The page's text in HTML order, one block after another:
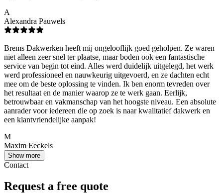
A
Alexandra Pauwels
Brems Dakwerken heeft mij ongelooflijk goed geholpen. Ze waren
niet alleen zeer snel ter plaatse, maar boden ook een fantastische
service van begin tot eind. Alles werd duidelijk uitgelegd, het werk
werd professioneel en nauwkeurig uitgevoerd, en ze dachten echt
mee om de beste oplossing te vinden. Ik ben enorm tevreden over
het resultaat en de manier waarop ze te werk gaan. Eerlijk,
betrouwbaar en vakmanschap van het hoogste niveau. Een absolute
aanrader voor iedereen die op zoek is naar kwalitatief dakwerk en
een klantvriendelijke aanpak!
M
Maxim Eeckels
Show more
Contact
Request a free quote